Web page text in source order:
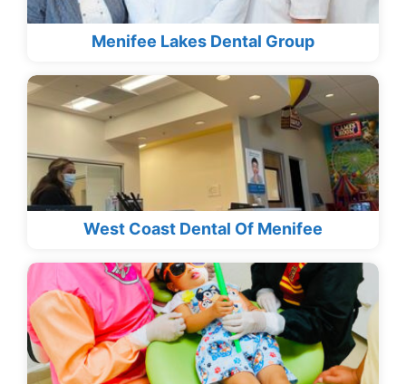
Menifee Lakes Dental Group
West Coast Dental Of Menifee